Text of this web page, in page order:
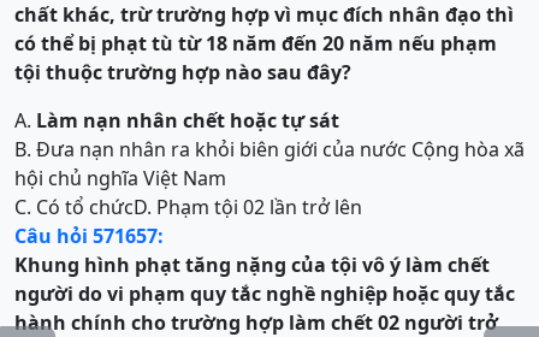
chất khác, trừ trường hợp vì mục đích nhân đạothì
có thể bị phạt tù từ 18 năm đến 20 năm nếu phạm
tội thuộc trường hợp nào sau đây?
A. Làm nạn nhân chết hoặc tự sát
B. Đưa nạn nhân ra khỏi biên giới của nước Cộng hòa xã
hội chủ nghĩa Việt Nam
C. Có tổ chứcD. Phạm tội 02 lần trở lên
Câu hỏi 571657:
Khung hình phạt tăng nặng của tội vô ý làm chết
người do vi phạm quy tắc nghề nghiệp hoặc quy tắc
hành chính cho trường hợp làm chết 02 người trở